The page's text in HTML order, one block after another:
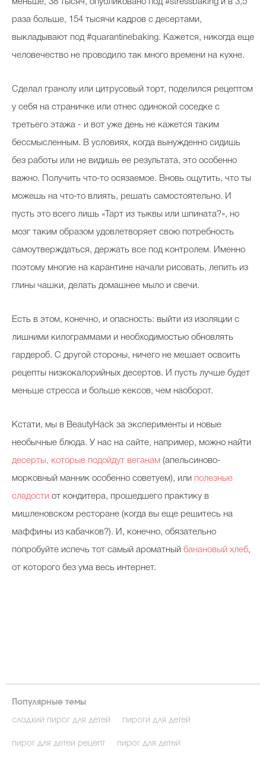
меньше, 38 тысяч, опубликовано под #stressbaking и в 3,5
раза больше, 154 тысячи кадров с десертами,
выкладывают под #quarantinebaking. Кажется, никогда еще
человечество не проводило так много времени на кухне.
Сделал гранолу или цитрусовый торт, поделился рецептом
у себя на страничке или отнес одинокой соседке с
третьего этажа - и вот уже день не кажется таким
бессмысленным. В условиях, когда вынужденно сидишь
без работы или не видишь ее результата, это особенно
важно. Получить что-то осязаемое. Вновь ощутить, что ты
можешь на что-то влиять, решать самостоятельно. И
пусть это всего лишь «Тарт из тыквы или шпината?», но
мозг таким образом удовлетворяет свою потребность
самоутверждаться, держать все под контролем. Именно
поэтому многие на карантине начали рисовать, лепить из
глины чашки, делать домашнее мыло и свечи.
Есть в этом, конечно, и опасность: выйти из изоляции с
лишними килограммами и необходимостью обновлять
гардероб. С другой стороны, ничего не мешает освоить
рецепты низкокалорийных десертов. И пусть лучше будет
меньше стресса и больше кексов, чем наоборот.
Кстати, мы в BeautyHack за эксперименты и новые
необычные блюда. У нас на сайте, например, можно найти
десерты, которые подойдут веганам (апельсиново-
морковный манник особенно советуем), или полезные
сладости от кондитера, прошедшего практику в
мишленовском ресторане (когда вы еще решитесь на
маффины из кабачков?). И, конечно, обязательно
попробуйте испечь тот самый ароматный банановый хлеб,
от которого без ума весь интернет.
Популярные темы
сладкий пирог для детей пироги для детей
пирог для детей рецепт пирог для детей